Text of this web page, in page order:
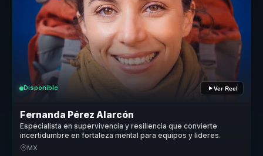
Disponible Ver Reel
Fernanda Pérez Alarcón
Especialista en supervivencia y resiliencia que convierte
incertidumbre en fortaleza mental para equipos y lideres.
MX